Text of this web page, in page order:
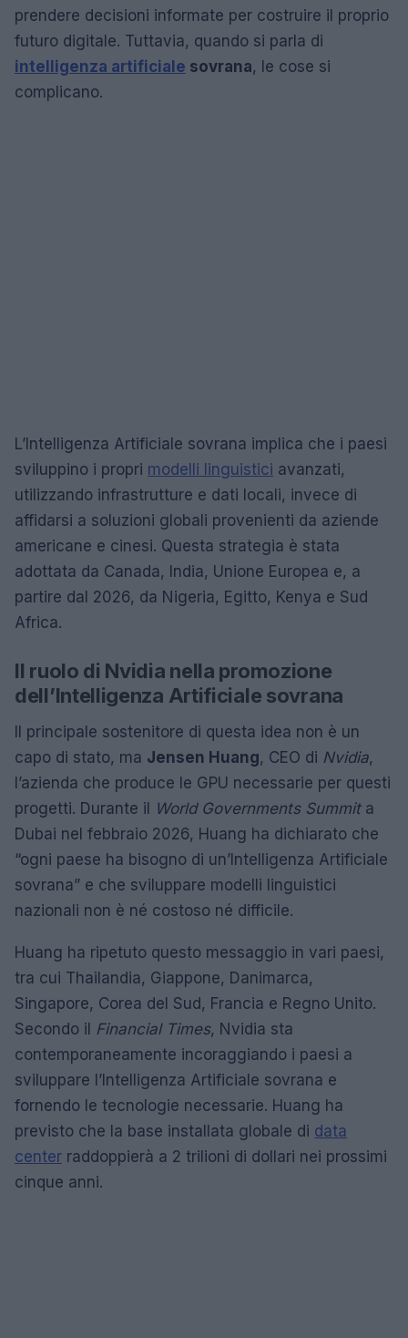
prendere decisioni informate per costruire il proprio
futuro digitale. Tuttavia, quando si parla di
intelligenza artificiale sovrana, le cose si
complicano.
L’Intelligenza Artificiale sovrana implica che i paesi
sviluppino i propri modelli linguistici avanzati,
utilizzando infrastrutture e dati locali, invece di
affidarsi a soluzioni globali provenienti da aziende
americane e cinesi. Questa strategia è stata
adottata da Canada, India, Unione Europea e, a
partire dal 2026, da Nigeria, Egitto, Kenya e Sud
Africa.
Il ruolo di Nvidia nella promozione
dell’Intelligenza Artificiale sovrana
Il principale sostenitore di questa idea non è un
capo di stato, ma Jensen Huang, CEO di Nvidia,
l’azienda che produce le GPU necessarie per questi
progetti. Durante il
World Governments Summita
Dubai nel febbraio 2026, Huang ha dichiarato che
“ogni paese ha bisogno di un’Intelligenza Artificiale
sovrana” e che sviluppare modelli linguistici
nazionali non è né costoso né difficile.
Huang ha ripetuto questo messaggio in vari paesi,
tra cui Thailandia, Giappone, Danimarca,
Singapore, Corea del Sud, Francia e Regno Unito.
Secondo il Financial Times, Nvidia sta
contemporaneamente incoraggiando i paesi a
sviluppare l’Intelligenza Artificiale sovrana e
fornendo le tecnologie necessarie. Huang ha
previsto che la base installata globale di data
center raddoppierà a 2 trilioni di dollari nei prossimi
cinque anni.